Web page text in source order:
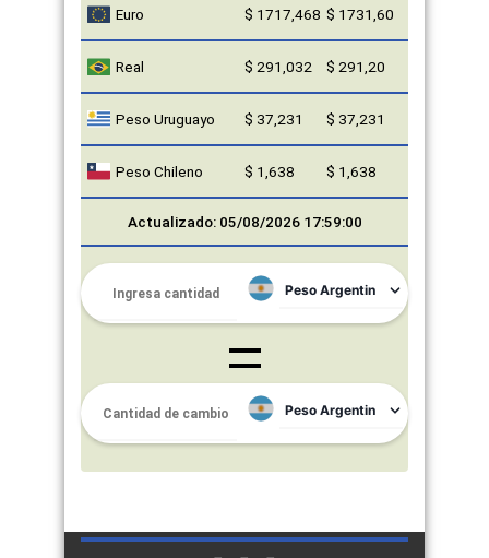
Euro $ 1717,468 $ 1731,60
Real $ 291,032 $ 291,20
Peso Uruguayo $ 37,231 $ 37,231
Peso Chileno $ 1,638 $ 1,638
Actualizado: 05/08/2026 17:59:00